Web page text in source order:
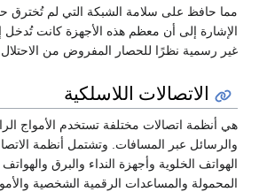
مما حافظ على سلامة الشبكة التي لم تُخترق
الإشارة إلى أن معظم هذه الأجهزة كانت
غير رسمية نظرًا للحصار المفروض من
الاتصالات اللاسلكية
هي أنظمة اتصالات مختلفة تستخدم الأمواج
والرسائل عبر المسافات. وتشتمل أنظمة
الهواتف الخلوية وأجهزة النداء والبرق
المحمولة والمساعدات الرقمية الشخصية